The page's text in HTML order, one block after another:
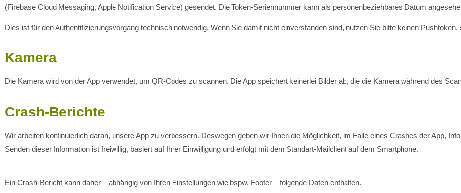
(Firebase Cloud Messaging, Apple Notification Service) gesendet. Die Token-Seriennummer kann als personenbeziehbares Datum
Dies ist für den Authentifizierungsvorgang technisch notwendig. Wenn Sie damit nicht einverstanden sind, nutzen Sie bitte keinen Pushtoken,
Kamera
Die Kamera wird von der App verwendet, um QR-Codes zu scannen. Die App speichert keinerlei Bilder ab, die die Kamera während des
Crash-Berichte
Wir arbeiten kontinuierlich daran, unsere App zu verbessern. Deswegen geben wir Ihnen die Möglichkeit, im Falle eines Crashes der App,
Senden dieser Information ist freiwillig, basiert auf Ihrer Einwilligung und erfolgt mit dem Standart-Mailclient auf dem Smartphone.
Ein Crash-Bericht kann daher – abhängig von Ihren Einstellungen wie bspw. Footer – folgende Daten enthalten.